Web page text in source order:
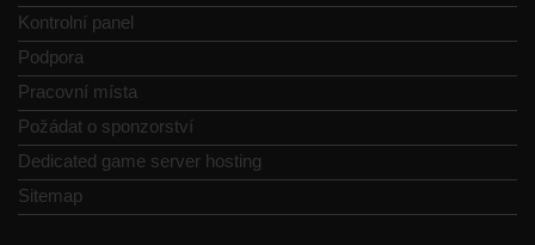
Kontrolní panel
Podpora
Pracovní místa
Požádat o sponzorství
Dedicated game server hosting
Sitemap